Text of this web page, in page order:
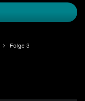
Folge 3